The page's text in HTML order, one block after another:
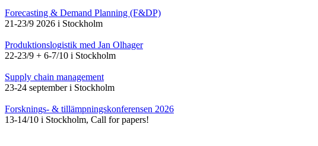
Forecasting & Demand Planning (F&DP)
21-23/9 2026 i Stockholm
Produktionslogistik med Jan Olhager
22-23/9 + 6-7/10 i Stockholm
Supply chain management
23-24 september i Stockholm
Forsknings- & tillämpningskonferensen 2026
13-14/10 i Stockholm, Call for papers!